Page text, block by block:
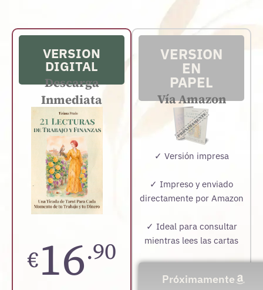
VERSION
DIGITAL
Descarga
Inmediata
€16.90
VERSION
EN
PAPEL
Vía Amazon
✓ Versión impresa
✓ Impreso y enviado
directamente por Amazon
✓ Ideal para consultar
mientras lees las cartas
Próximamente